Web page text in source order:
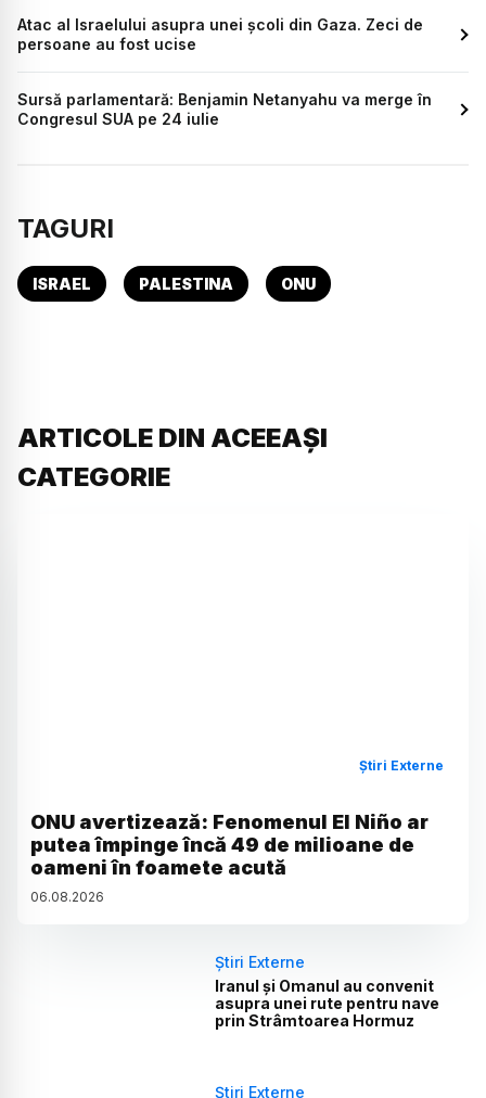
Atac al Israelului asupra unei școli din Gaza. Zeci de
persoane au fost ucise
Sursă parlamentară: Benjamin Netanyahu va merge în
Congresul SUA pe 24 iulie
TAGURI
ISRAEL PALESTINA ONU
ARTICOLE DIN ACEEAȘI
CATEGORIE
Știri Externe
ONU avertizează: Fenomenul El Niño ar
putea împinge încă 49 de milioane de
oameni în foamete acută
06.08.2026
Știri Externe
Iranul și Omanul au convenit
asupra unei rute pentru nave
prin Strâmtoarea Hormuz
Știri Externe